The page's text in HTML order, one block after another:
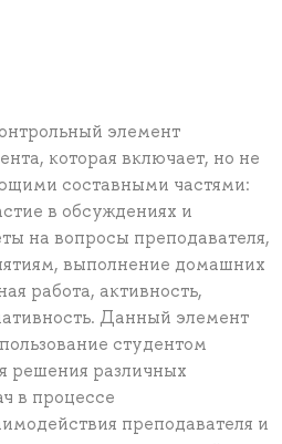
элемент
которая включает, но не
составными частями:
в обсуждениях и
на вопросы преподавателя,
выполнение домашних
работа, активность,
Данный элемент
студентом
решения различных
в процессе
преподавателя и